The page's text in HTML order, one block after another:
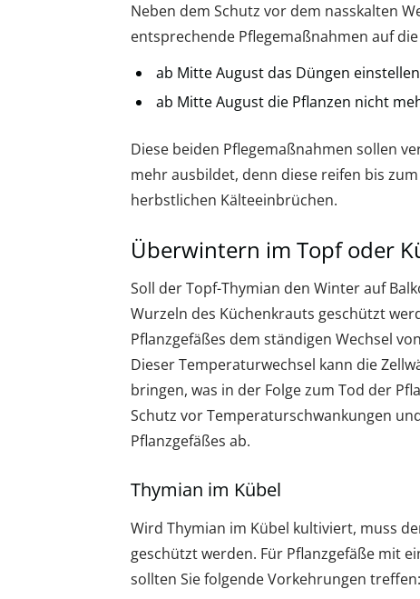
Neben dem Schutz vor dem nasskalten
entsprechende Pflegemaßnahmen auf
ab Mitte August das Düngen einstellen
ab Mitte August die Pflanzen nicht
Diese beiden Pflegemaßnahmen sollen
mehr ausbildet, denn diese reifen bis
herbstlichen Kälteeinbrüchen.
Überwintern im Topf oder
Soll der Topf-Thymian den Winter auf
Wurzeln des Küchenkrauts geschützt
Pflanzgefäßes dem ständigen Wechsel
Dieser Temperaturwechsel kann die
bringen, was in der Folge zum Tod der
Schutz vor Temperaturschwankungen
Pflanzgefäßes ab.
Thymian im Kübel
Wird Thymian im Kübel kultiviert, muss
geschützt werden. Für Pflanzgefäße mit
sollten Sie folgende Vorkehrungen treffen: